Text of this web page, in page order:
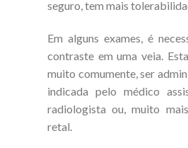
seguro, tem mais
Em alguns exames, é
contraste em uma veia.
muito comumente, ser
indicada pelo médico
radiologista ou, muito
retal.